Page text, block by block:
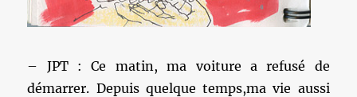
– JPT : Ce matin, ma voiture a refusé de
démarrer. Depuis quelque temps,ma vie aussi